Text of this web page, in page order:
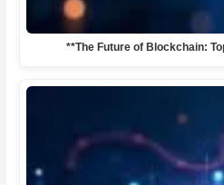
**The Future of Blockchain: